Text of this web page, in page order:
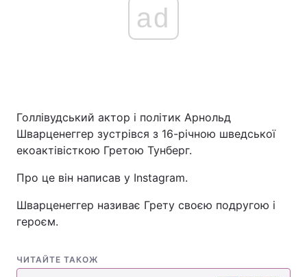
ad
Голлівудський актор і політик Арнольд
Шварценеггер зустрівся з 16-річною шведської
екоактівісткою Гретою Тунберг.
Про це він написав у Instagram.
Шварценеггер називає Грету своєю подругою і
героєм.
ЧИТАЙТЕ ТАКОЖ